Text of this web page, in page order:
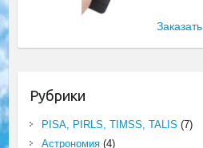
Заказать
Рубрики
PISA, PIRLS, TIMSS, TALIS (7)
Астрономия(4)